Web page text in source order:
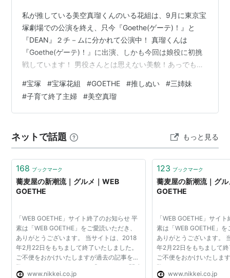
私が推している美空真瑠くんのいる花組は、9月に東京宝
塚劇場での公演を終え、只今『Goethe(ゲーテ)！』と
『DEAN』２チ－ムに分かれて公演中！ 真瑠くんは
『Goethe(ゲーテ)！』に出演、しかも今回は娘役に初挑
戦しています！ 男役さんとは思えない美貌！あっでも元
深く考えるとわけわからなくなるので、、、とにかく美
人さん♡ 観劇前は取っつきにくいストーリーかと思って
いましたが、そんな心配はどこへやら、あっという間に
だったのは、ほぼほぼセリフは歌で完全にミュージカ
ル！トップ永久輝せあさん&星空…
#宝塚 #宝塚花組 #GOETHE #推しぬい #三姉妹
#子育て終了主婦 #美空真瑠
ネットで話題 もっと見る
168 ブックマーク
蕎麦屋の新潮流｜グルメ｜WEB
GOETHE
「WEB GOETHE」サイト終了のお知らせ 平
素は「WEB GOETHE」をご愛読いただき、
ありがとうございます。 当サイトは、2018
年2月22日をもちまして終了いたしました。
ご不便をおかけいたしますが過去の記事を閲
覧することはできません。 「GOETHE」関連
www.nikkei.co.jp
123 ブックマーク
蕎麦屋の新潮流｜グ
GOETHE
「WEB GOETHE」サイ
素は「WEB GOETHE」
ありがとうございます。
年2月22日をもちまして
ご不便をおかけいたしま
覧することはできません
www.nikkei.co.jp